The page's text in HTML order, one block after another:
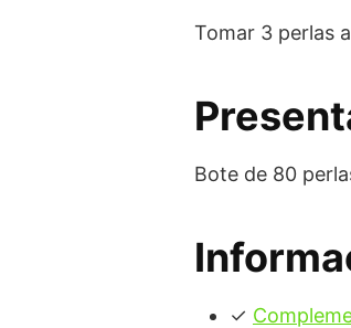
Tomar 3 perlas
Bote de 80
✓